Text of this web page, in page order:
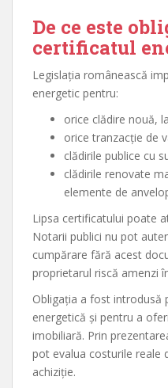
De ce este
certificatul
Legislația românească
energetic pentru:
orice clădire nouă,
orice tranzacție de
clădirile publice cu
clădirile renovate
elemente de
Lipsa certificatului poate
Notarii publici nu pot
cumpărare fără acest
proprietarul riscă amenzi
Obligația a fost introdusă
energetică și pentru a
imobiliară. Prin
pot evalua costurile reale
achiziție.